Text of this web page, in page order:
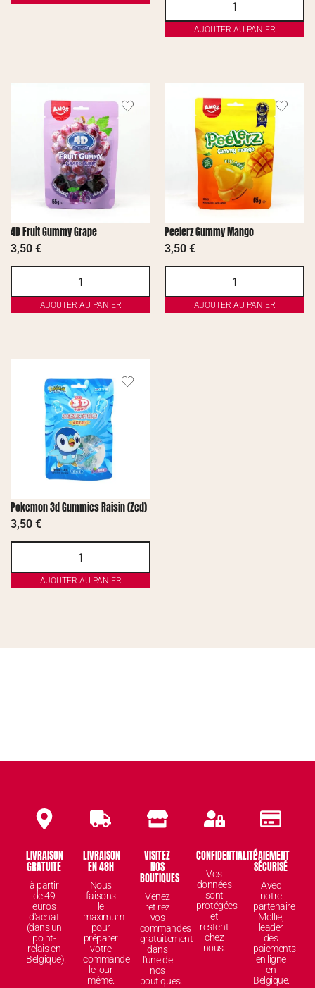
AJOUTER AU PANIER
4D Fruit Gummy Grape
3,50 €
AJOUTER AU PANIER
Peelerz Gummy Mango
3,50 €
AJOUTER AU PANIER
Pokemon 3d Gummies Raisin (Zed)
3,50 €
AJOUTER AU PANIER
LIVRAISON
GRATUITE
à partir
de 49
euros
d'achat
(dans un
point-
relais en
Belgique).
LIVRAISON
EN 48H
Nous
faisons
le
maximum
pour
préparer
votre
commande
le jour
même.
VISITEZ
NOS
BOUTIQUES
Venez
retirez
vos
commandes
gratuitement
dans
l'une de
nos
boutiques.
CONFIDENTIALITÉ
Vos
données
sont
protégées
et
restent
chez
nous.
PAIEMENT
SÉCURISÉ
Avec
notre
partenaire
Mollie,
leader
des
paiements
en ligne
en
Belgique.